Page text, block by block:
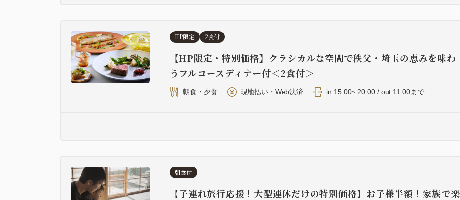
HP限定 2食付
【HP限定・特別価格】クラシカルな空間で秩父・埼玉の恵みを味わ
うフルコースディナー付＜2食付＞
朝食・夕食 現地払い・Web決済 in 15:00~ 20:00 / out 11:00まで
朝食付
【子連れ旅行応援！大型連休だけの特別価格】お子様半額！家族で楽